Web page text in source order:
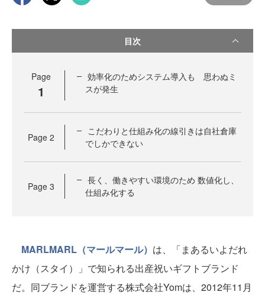
目次
Page
1
効率化のためシステム導入も 思わぬミ
スが発生
Page 2
こだわりと仕組み化の線引きは自社倉庫
でしかできない
Page 3
長く、働きやすい環境のため 数値化し、
仕組み化する
MARLMARL（マールマール） は、「まあるいよだれ
かけ（スタイ）」で知られる出産祝いギフトブランド
だ。同ブランドを運営する株式会社Yomは、2012年11月